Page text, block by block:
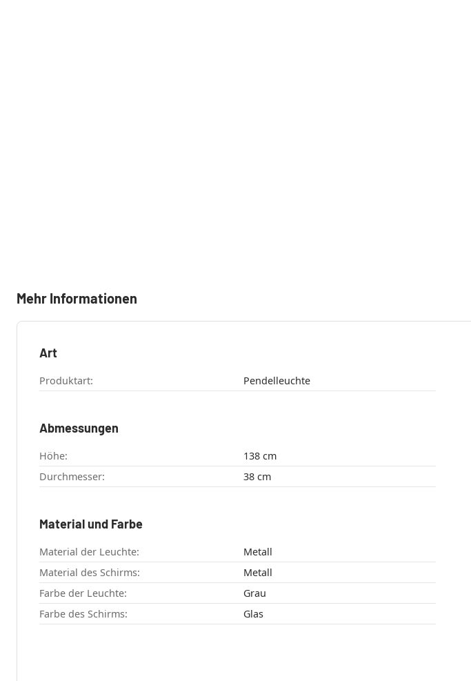
Mehr Informationen
Art
Produktart: Pendelleuchte
Abmessungen
Höhe:
138 cm
Durchmesser:
38 cm
Material und Farbe
Material der Leuchte:
Metall
Material des Schirms:
Metall
Farbe der Leuchte:
Grau
Farbe des Schirms:
Glas